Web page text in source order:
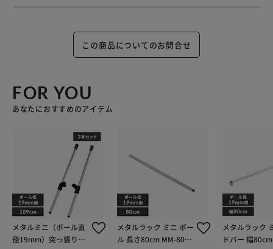
この商品についてのお問合せ
FOR YOU
あなたにおすすめのアイテム
メタルミニ（ポール直
径19mm）突っ張りポ
メタルラック ミニ ポー
ル 長さ80cm MM-800P
メタルラック
ドバー 幅